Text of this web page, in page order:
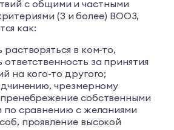
с общими и частными
(3 и более) ВООЗ,
как:
в ком-то,
за принятия
на кого-то другого;
чрезмерному
собственными
по сравнению с желаниями
проявление высокой